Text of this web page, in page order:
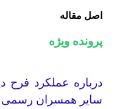
اصل مقاله
پرونده ویژه
درباره عملکرد فرح
سایر همسران رسمی